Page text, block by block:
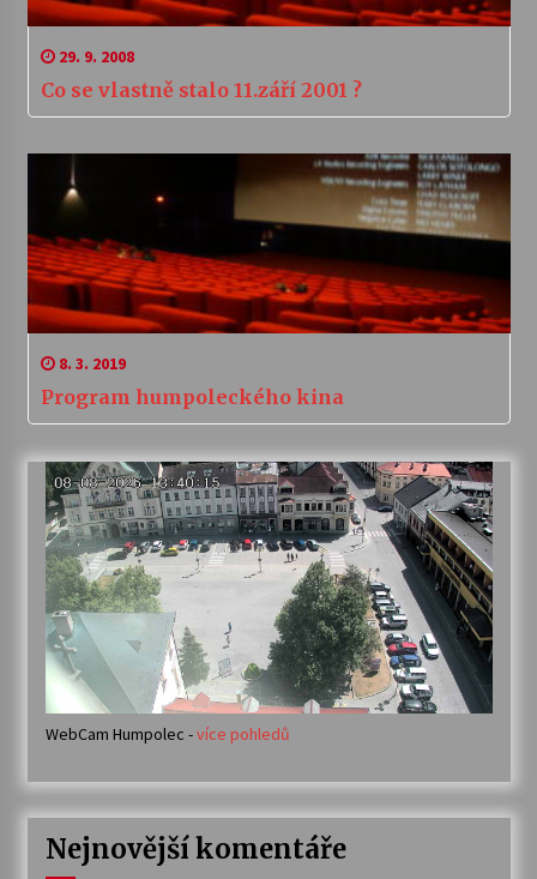
29. 9. 2008
Co se vlastně stalo 11.září 2001 ?
8. 3. 2019
Program humpoleckého kina
WebCam Humpolec -více pohledů
Nejnovější komentáře